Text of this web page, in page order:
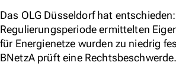
Das OLG Düsseldorf hat
Regulierungsperiode ermittelten
für Energienetze wurden zu niedrig
BNetzA prüft eine Rechtsbeschwerde.